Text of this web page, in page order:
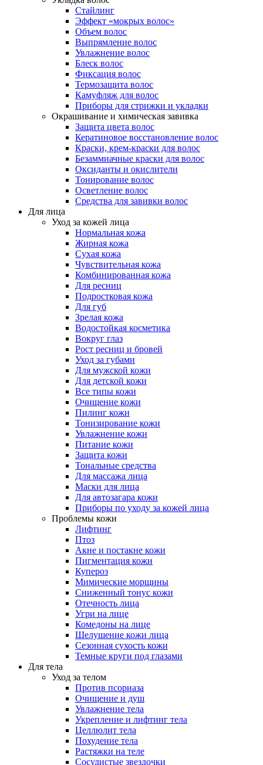
Стайлинг
Эффект «мокрых волос»
Объем волос
Выпрямление волос
Увлажнение волос
Блеск волос
Фиксация волос
Термозащита волос
Камуфляж для волос
Приборы для стрижки и укладки
Окрашивание и химическая завивка
Защита цвета волос
Кератиновое восстановление волос
Краски, крем-краски для волос
Безаммиачные краски для волос
Оксиданты и окислители
Тонирование волос
Осветление волос
Средства для завивки волос
Для лица
Уход за кожей лица
Нормальная кожа
Жирная кожа
Сухая кожа
Чувствительная кожа
Комбинированная кожа
Для ресниц
Подростковая кожа
Для губ
Зрелая кожа
Водостойкая косметика
Вокруг глаз
Рост ресниц и бровей
Уход за губами
Для мужской кожи
Для детской кожи
Все типы кожи
Очищение кожи
Пилинг кожи
Тонизирование кожи
Увлажнение кожи
Питание кожи
Защита кожи
Тональные средства
Для массажа лица
Маски для лица
Для автозагара кожи
Приборы по уходу за кожей лица
Проблемы кожи
Лифтинг
Птоз
Акне и постакне кожи
Пигментация кожи
Купероз
Мимические морщины
Сниженный тонус кожи
Отечность лица
Угри на лице
Комедоны на лице
Шелушение кожи лица
Сезонная сухость кожи
Темные круги под глазами
Для тела
Уход за телом
Против псориаза
Очищение и душ
Увлажнение тела
Укрепление и лифтинг тела
Целлюлит тела
Похудение тела
Растяжки на теле
Сосудистые звездочки